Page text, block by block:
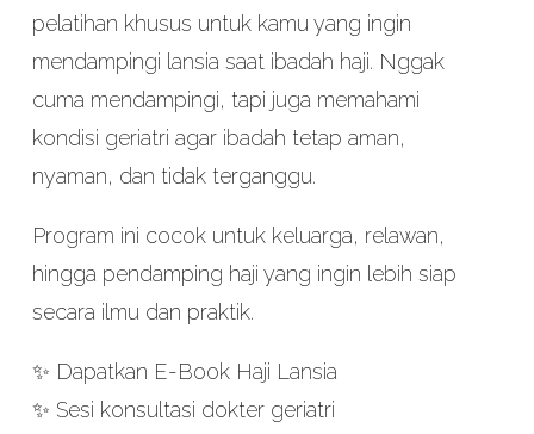
pelatihan khusus untuk kamu yang ingin
mendampingi lansia saat ibadah haji. Nggak
cuma mendampingi, tapi juga memahami
kondisi geriatri agar ibadah tetap aman,
nyaman, dan tidak terganggu.
Program ini cocok untuk keluarga, relawan,
hingga pendamping haji yang ingin lebih siap
secara ilmu dan praktik.
✨ Dapatkan E-Book Haji Lansia
✨ Sesi konsultasi dokter geriatri